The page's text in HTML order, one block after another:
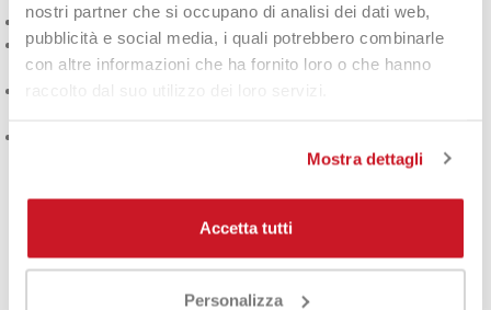
nostri partner che si occupano di analisi dei dati web,
pubblicità e social media, i quali potrebbero combinarle
con altre informazioni che ha fornito loro o che hanno
Mostra dettagli
Accetta tutti
Personalizza
Innegrache migliora la stabilità e l'assorbimento degli urti.
Gomma Soft Foam , ideale per massimizzare il comfort e il
punto dolce.
Per Chi è la Head Evo
Speed 2025?